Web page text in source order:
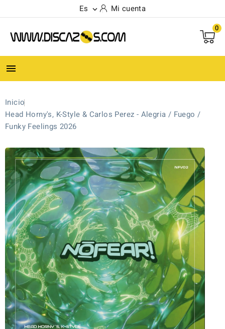
Es  Mi cuenta
0

Inicio
Head Horny's, K-Style & Carlos Perez - Alegria / Fuego /
Funky Feelings 2026